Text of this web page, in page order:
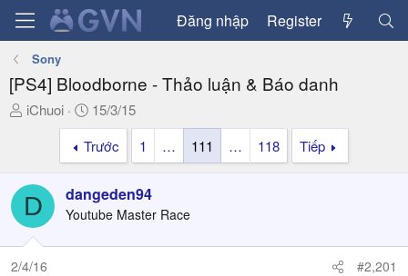
Đăng nhập Register
Sony
[PS4] Bloodborne - Thảo luận & Báo danh
T
a
d
s
t
a
iChuoi
N
g
à
y
ử
i
15/3/15
Trước
1 … 111 … 118 Tiếp
D dangeden94
Youtube Master Race
2/4/16 #2,201